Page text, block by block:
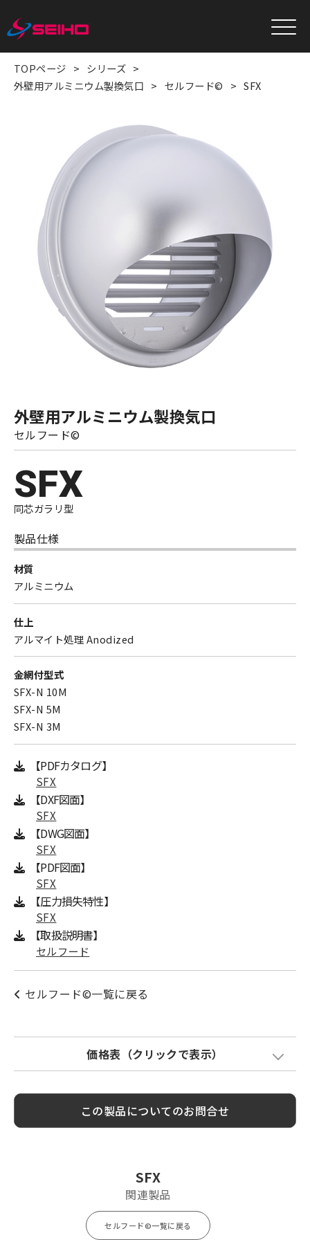
TOPページ
シリーズ
外壁用アルミニウム製換気口
セルフード© SFX
外壁用アルミニウム製換気口
セルフード©
SFX
同芯ガラリ型
製品仕様
材質
アルミニウム
仕上
アルマイト処理 Anodized
金網付型式
SFX-N 10M
SFX-N 5M
SFX-N 3M
【PDFカタログ】
SFX
【DXF図面】
SFX
【DWG図面】
SFX
【PDF図面】
SFX
【圧力損失特性】
SFX
【取扱説明書】
セルフード
セルフード©一覧に戻る
価格表（クリックで表示）
標準価格
SFX40
¥ 3,700 ¥ 500
¥ 1,300
¥ 3,000 ¥ 500
¥ 3,800 ¥ 600
この製品についてのお問合せ
SFX
関連製品
セルフード©一覧に戻る